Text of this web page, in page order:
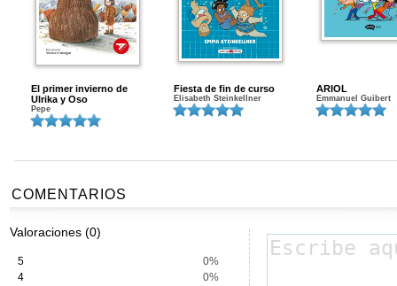
El primer invierno de
Ulrika y Oso
Pepe
Fiesta de fin de curso
Elisabeth Steinkellner
ARIOL
Emmanuel Guibert
COMENTARIOS
Valoraciones (0)
5
0%
4
0%